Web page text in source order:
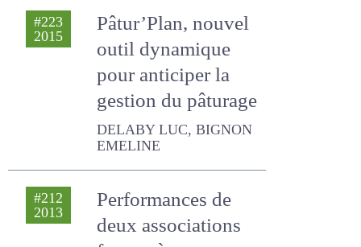
Pâtur’Plan, nouvel
outil dynamique
pour anticiper la
gestion du
DELABY LUC, BIGNON
EMELINE